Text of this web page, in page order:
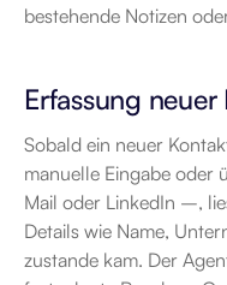
bestehende Notizen
Erfassung
Sobald ein neuer
manuelle Eingabe oder
Mail oder LinkedIn –,
Details wie Name,
zustande kam. Der